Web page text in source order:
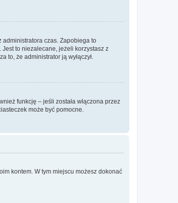
administratora czas. Zapobiega to
. Jest to niezalecane, jeżeli korzystasz z
że administrator ją wyłączył.
funkcję – jeśli została włączona przez
może być pomocne.
kontem. W tym miejscu możesz dokonać